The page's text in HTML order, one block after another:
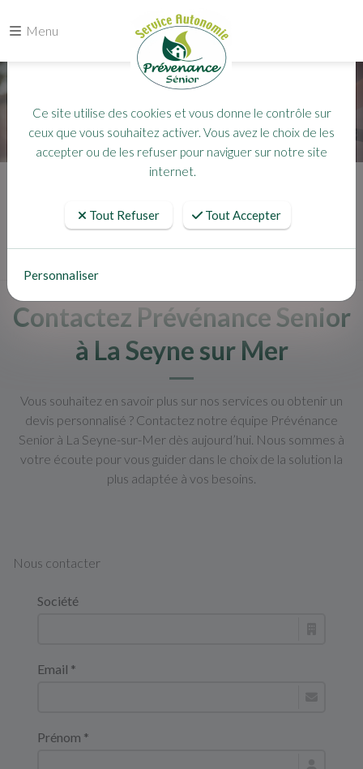
Menu
Contactez Prévénance Senior
à La Seyne sur Mer
Vous souhaitez en savoir plus sur nos services ou obtenir un
devis personnalisé ? Contactez notre équipe Prévénance
Senior à La Seyne-sur-Mer dès aujourd’hui. Nous sommes à
votre écoute pour vous guider dans le choix de la solution la
plus adaptée à vos besoins.
Nous contacter
Société
Email *
Prénom *
Votre choix
Ce site utilise des cookies et vous donne le contrôle sur
ceux que vous souhaitez activer. Vous avez le choix de les
accepter ou de les refuser pour naviguer sur notre site
internet.
Tout Refuser Tout Accepter
Personnaliser